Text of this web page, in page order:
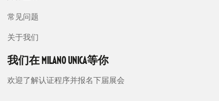
常见问题
关于我们
我们在 MILANO UNICA等你
欢迎了解认证程序并报名下届展会